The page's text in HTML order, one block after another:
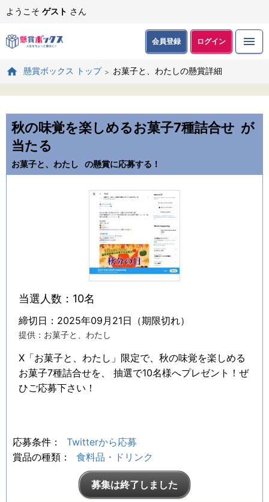
ようこそ ゲスト さん
会員登録 ログイン
懸賞ボックス トップ お菓子と、わたしの懸賞詳細
秋の味覚を楽しめるお菓子7種詰合せ が
当たる
お菓子と、わたし の懸賞に応募する！
当選人数：10名
締切日：2025年09月21日（期限切れ）
提供：お菓子と、わたし
X「お菓子と、わたし」限定で、秋の味覚を楽しめる
お菓子7種詰合せを、 抽選で10名様へプレゼント！ぜ
ひご応募下さい！
応募条件：
Twitterから応募
賞品の種類：
食料品・ドリンク
募集は終了しました